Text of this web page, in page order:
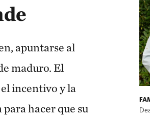
apuntarse al
maduro. El
incentivo y la
hacer que su